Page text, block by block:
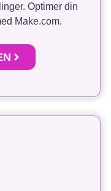
Optimer din
Make.com.